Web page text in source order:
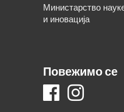
Министарство
и иновација
Повежимо се